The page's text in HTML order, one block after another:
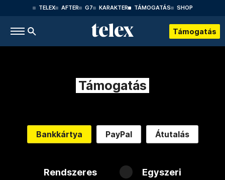
TELEX AFTER G7 KARAKTER TÁMOGATÁS SHOP
Támogatás
Támogatás
Bankkártya PayPal Átutalás
Rendszeres Egyszeri